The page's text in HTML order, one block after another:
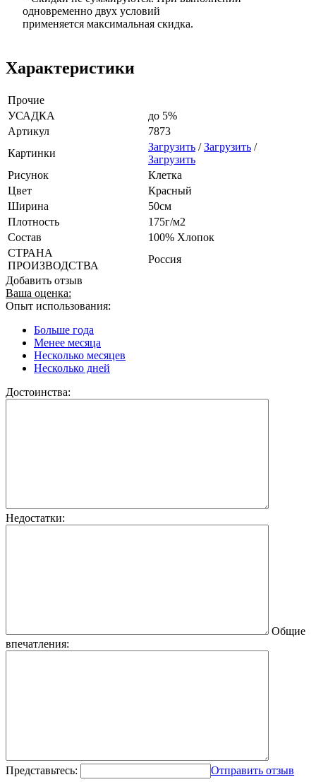
одновременно двух условий
применяется максимальная скидка.
Характеристики
Прочие
УСАДКА
до 5%
Артикул
7873
Картинки
Загрузить /Загрузить /
Загрузить
Рисунок
Клетка
Цвет
Красный
Ширина
50см
Плотность
175г/м2
Состав
100% Хлопок
СТРАНА
ПРОИЗВОДСТВА
Россия
Добавить отзыв
Ваша оценка:
Опыт использования:
Больше года
Менее месяца
Несколько месяцев
Несколько дней
Достоинства:
Недостатки:
Общие
впечатления:
Представьтесь: Отправить отзыв